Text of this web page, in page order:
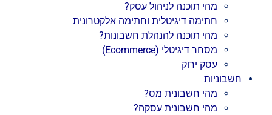
מהי תוכנה לניהול עסק?
חתימה דיגיטלית וחתימה אלקטרונית
מהי תוכנה להנהלת חשבונות?
מסחר דיגיטלי (Ecommerce)
עסק ירוק
חשבוניות
מהי חשבונית מס?
מהי חשבונית עסקה?